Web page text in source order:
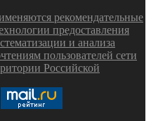
рекомендательные
предоставления
и анализа
пользователей сети
Российской